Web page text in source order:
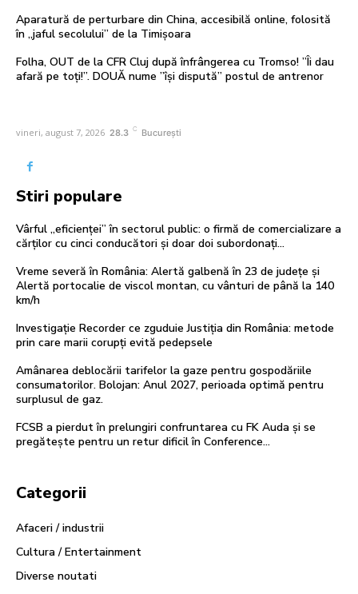
Aparatură de perturbare din China, accesibilă online, folosită
în „jaful secolului” de la Timișoara
Folha, OUT de la CFR Cluj după înfrângerea cu Tromso! ”Îi dau
afară pe toți!”. DOUĂ nume ”își dispută” postul de antrenor
vineri, august 7, 2026 28.3 C București
Stiri populare
Vârful „eficienței” în sectorul public: o firmă de comercializare a
cărților cu cinci conducători și doar doi subordonați…
Vreme severă în România: Alertă galbenă în 23 de județe și
Alertă portocalie de viscol montan, cu vânturi de până la 140
km/h
Investigație Recorder ce zguduie Justiția din România: metode
prin care marii corupți evită pedepsele
Amânarea deblocării tarifelor la gaze pentru gospodăriile
consumatorilor. Bolojan: Anul 2027, perioada optimă pentru
surplusul de gaz.
FCSB a pierdut în prelungiri confruntarea cu FK Auda și se
pregătește pentru un retur dificil în Conference…
Categorii
Afaceri / industrii
Cultura / Entertainment
Diverse noutati